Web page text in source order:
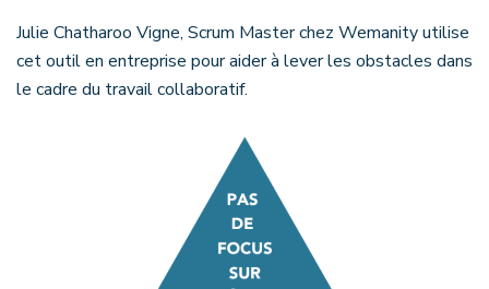
Julie Chatharoo Vigne, Scrum Master chez Wemanity utilise
cet outil en entreprise pour aider à lever les obstacles dans
le cadre du travail collaboratif.